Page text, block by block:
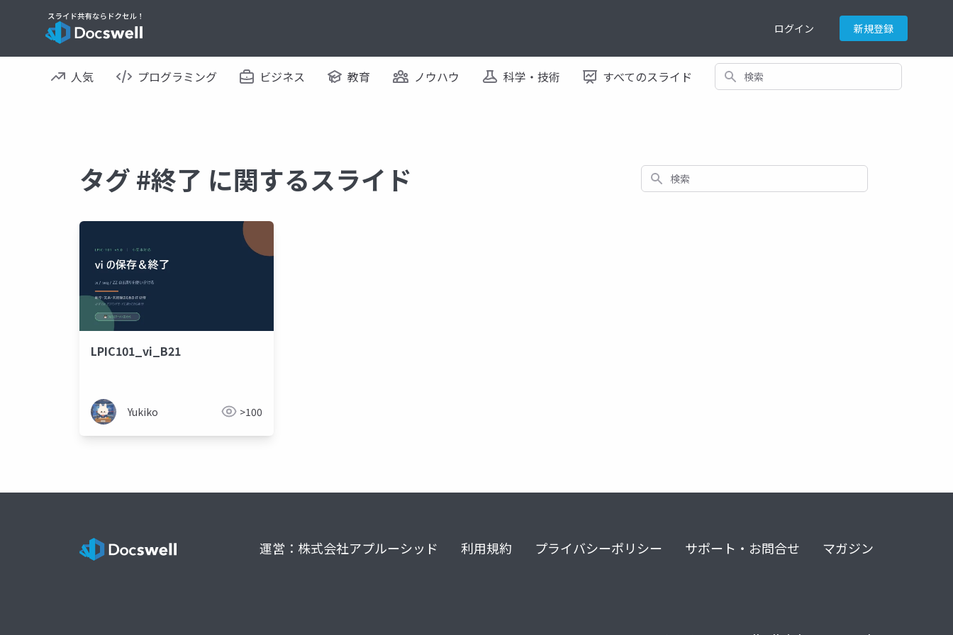
ログイン 新規登録
人気 プログラミング ビジネス 教育 ノウハウ 科学・技術 すべてのスライド 検索
タグ #終了 に関するスライド 検索
LPIC101_vi_B21
Yukiko >100
運営：株式会社アプルーシッド 利用規約 プライバシーポリシー サポート・お問合せ マガジン